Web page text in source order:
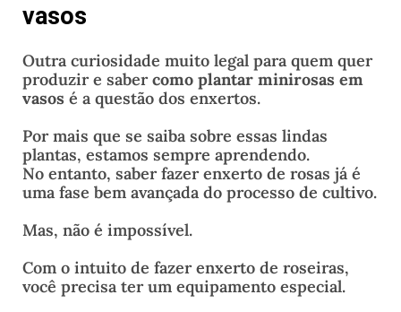
vasos
Outra curiosidade muito legal para quem quer
produzir e saber como plantar minirosas em
vasos é a questão dos enxertos.
Por mais que se saiba sobre essas lindas
plantas, estamos sempre aprendendo.
No entanto, saber fazer enxerto de rosas já é
uma fase bem avançada do processo de cultivo.
Mas, não é impossível.
Com o intuito de fazer enxerto de roseiras,
você precisa ter um equipamento especial.